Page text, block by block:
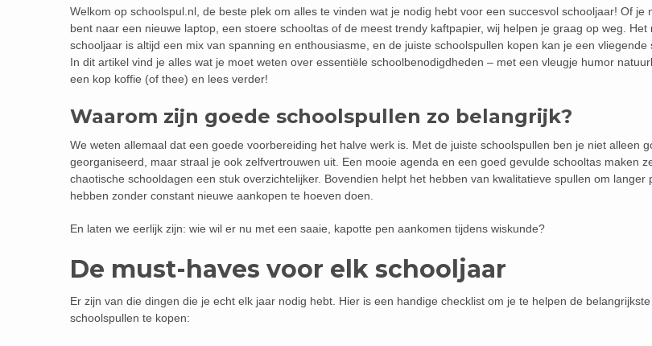
Welkom op schoolspul.nl, de beste plek om alles te vinden wat je nodig hebt voor een succesvol schooljaar! Of je
bent naar een nieuwe laptop, een stoere schooltas of de meest trendy kaftpapier, wij helpen je graag op weg. Het
schooljaar is altijd een mix van spanning en enthousiasme, en de juiste schoolspullen kopen kan je een vliegende
In dit artikel vind je alles wat je moet weten over essentiële schoolbenodigdheden – met een vleugje humor
een kop koffie (of thee) en lees verder!
Waarom zijn goede schoolspullen zo belangrijk?
We weten allemaal dat een goede voorbereiding het halve werk is. Met de juiste schoolspullen ben je niet alleen
georganiseerd, maar straal je ook zelfvertrouwen uit. Een mooie agenda en een goed gevulde schooltas maken
chaotische schooldagen een stuk overzichtelijker. Bovendien helpt het hebben van kwalitatieve spullen om langer
hebben zonder constant nieuwe aankopen te hoeven doen.
En laten we eerlijk zijn: wie wil er nu met een saaie, kapotte pen aankomen tijdens wiskunde?
De must-haves voor elk schooljaar
Er zijn van die dingen die je echt elk jaar nodig hebt. Hier is een handige checklist om je te helpen de belangrijkste
schoolspullen te kopen: